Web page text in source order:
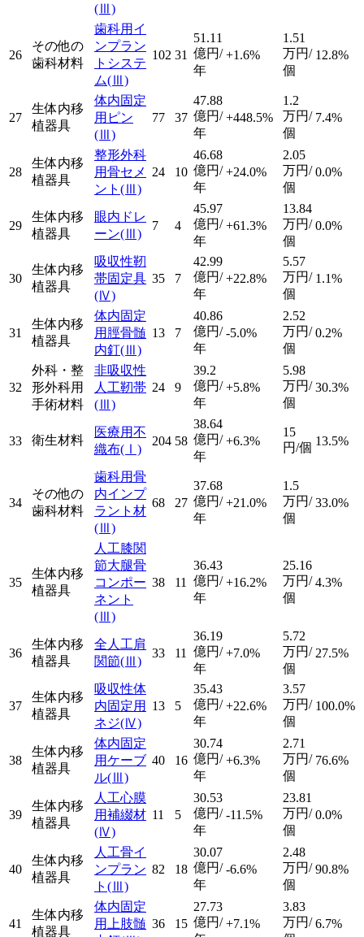
(Ⅲ)
26
その他の
歯科材料
歯科用イ
ンプラン
トシステ
ム(Ⅲ)
102 31
51.11
億円/
年
+1.6%
1.51
万円/
個
12.8%
27
生体内移
植器具
体内固定
用ピン
(Ⅲ)
77 37
47.88
億円/
年
+448.5%
1.2
万円/
個
7.4%
28
生体内移
植器具
整形外科
用骨セメ
ント (Ⅲ)
24 10
46.68
億円/
年
+24.0%
2.05
万円/
個
0.0%
29
生体内移
植器具
眼内ドレ
ーン(Ⅲ)
7 4
45.97
億円/
年
+61.3%
13.84
万円/
個
0.0%
30
生体内移
植器具
吸収性靭
帯固定具
(Ⅳ)
35 7
42.99
億円/
年
+22.8%
5.57
万円/
個
1.1%
31
生体内移
植器具
体内固定
用脛骨髄
内釘(Ⅲ)
13 7
40.86
億円/
年
-5.0%
2.52
万円/
個
0.2%
32
外科・整
形外科用
手術材料
非吸収性
人工靭帯
(Ⅲ)
24 9
39.2
億円/
年
+5.8%
5.98
万円/
個
30.3%
33 衛生材料
医療用不
織布(Ⅰ)
204 58
38.64
億円/
年
+6.3%
15
円/個 13.5%
34
その他の
歯科材料
歯科用骨
内インプ
ラント材
(Ⅲ)
68 27
37.68
億円/
年
+21.0%
1.5
万円/
個
33.0%
35
生体内移
植器具
人工膝関
節大腿骨
コンポー
ネント
(Ⅲ)
38 11
36.43
億円/
年
+16.2%
25.16
万円/
個
4.3%
36
生体内移
植器具
全人工肩
関節(Ⅲ)
33 11
36.19
億円/
年
+7.0%
5.72
万円/
個
27.5%
37
生体内移
植器具
吸収性体
内固定用
ネジ(Ⅳ)
13 5
35.43
億円/
年
+22.6%
3.57
万円/
個
100.0%
38
生体内移
植器具
体内固定
用ケーブ
ル(Ⅲ)
40 16
30.74
億円/
年
+6.3%
2.71
万円/
個
76.6%
39
生体内移
植器具
人工心膜
用補綴材
(Ⅳ)
11 5
30.53
億円/
年
-11.5%
23.81
万円/
個
0.0%
40
生体内移
植器具
人工骨イ
ンプラン
ト (Ⅲ)
82 18
30.07
億円/
年
-6.6%
2.48
万円/
個
90.8%
41
生体内移
植器具
体内固定
用上肢髄 36 15
27.73
億円/ +7.1%
3.83
万円/ 6.7%